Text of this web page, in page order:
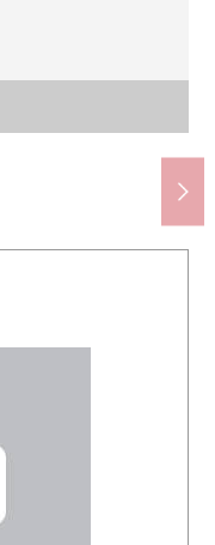
)樣？
樣？
用。
用。
北線)(約1400m)
)(約1550m)
1600m)
740m)
700m)